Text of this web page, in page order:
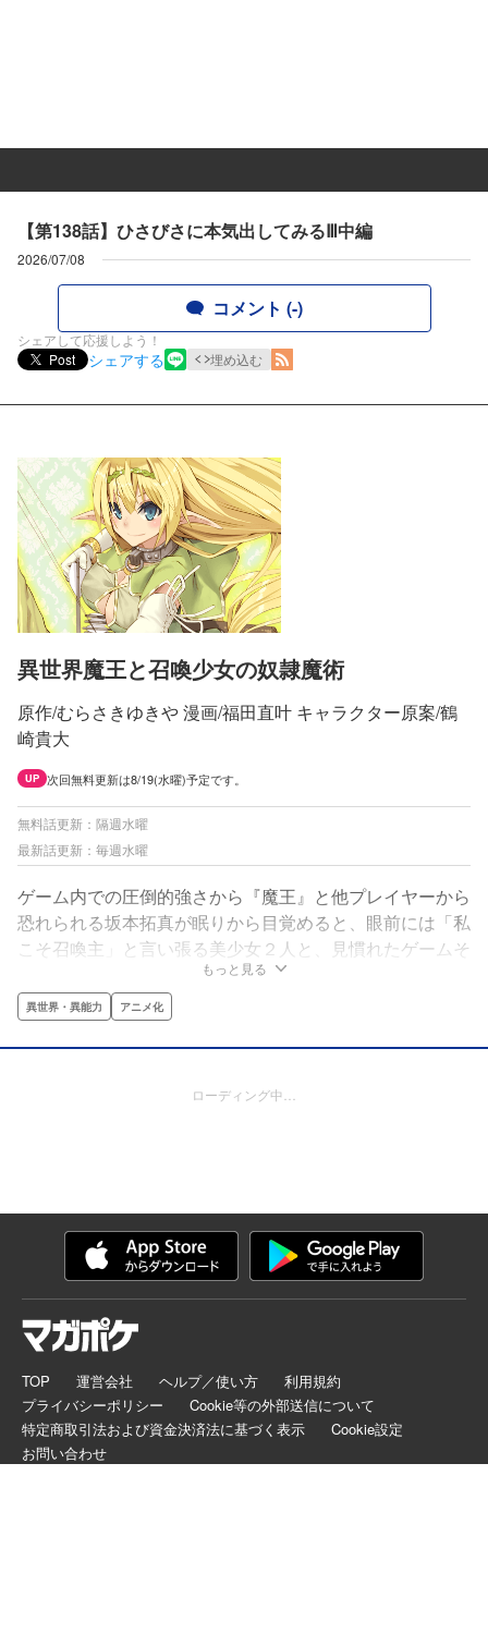
【第138話】ひさびさに本気出してみるⅢ中編
2026/07/08
コメント (-)
シェアして応援しよう！
Post
シェアする 埋め込む
異世界魔王と召喚少女の奴隷魔術
原作/むらさきゆきや 漫画/福田直叶 キャラクター原案/鶴
崎貴大
UP 次回無料更新は8/19(水曜)予定です。
無料話更新：隔週水曜
最新話更新：毎週水曜
ゲーム内での圧倒的強さから『魔王』と他プレイヤーから
恐れられる坂本拓真が眠りから目覚めると、眼前には「私
こそ召喚主」と言い張る美少女２人と、見慣れたゲームそ
っくりの世界が…。コミュ力０の主人公は、ゲームで培っ
た能力とロールプレイで異世界の魔王『ディアヴロ』とな
り突き進む!!
もっと見る
異世界・異能力 アニメ化
ローディング中…
TOP 運営会社 ヘルプ／使い方
利用規約
プライバシーポリシー
Cookie等の外部送信について
特定商取引法および資金決済法に基づく表示
Cookie設定
お問い合わせ